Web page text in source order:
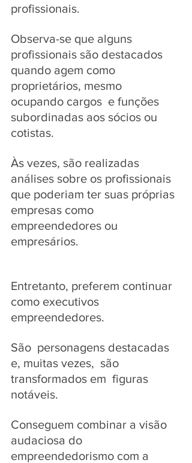
profissionais.
Observa-se que alguns
profissionais são destacados
quando agem como
proprietários, mesmo
ocupando cargos  e funções
subordinadas aos sócios ou
cotistas.
Às vezes, são realizadas
análises sobre os profissionais
que poderiam ter suas próprias
empresas como
empreendedores ou
empresários.
Entretanto, preferem continuar
como executivos
empreendedores.
São  personagens destacadas
e, muitas vezes,  são
transformados em  figuras
notáveis.
Conseguem combinar a visão
audaciosa do
empreendedorismo com a